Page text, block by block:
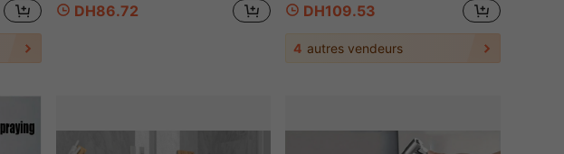
DH86.72 DH109.53
4 autres vendeurs